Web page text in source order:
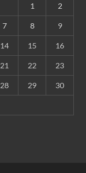
1 2
7 8 9
14 15 16
21 22 23
28 29 30